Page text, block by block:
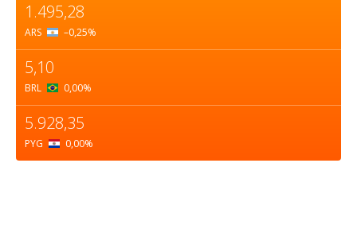
1.495,28
ARS –0,25%
5,10
BRL 0,00%
5.928,35
PYG 0,00%